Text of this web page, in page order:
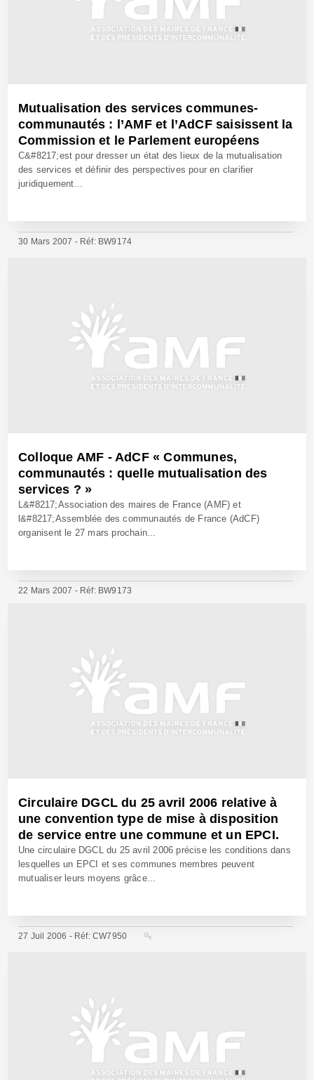
Mutualisation des services communes-
communautés : l’AMF et l’AdCF saisissent la
Commission et le Parlement européens
C&#8217;est pour dresser un état des lieux de la mutualisation
des services et définir des perspectives pour en clarifier
juridiquement...
30 Mars 2007 - Réf: BW9174
Colloque AMF - AdCF « Communes,
communautés : quelle mutualisation des
services ? »
L&#8217;Association des maires de France (AMF) et
l&#8217;Assemblée des communautés de France (AdCF)
organisent le 27 mars prochain...
22 Mars 2007 - Réf: BW9173
Circulaire DGCL du 25 avril 2006 relative à
une convention type de mise à disposition
de service entre une commune et un EPCI.
Une circulaire DGCL du 25 avril 2006 précise les conditions dans
lesquelles un EPCI et ses communes membres peuvent
mutualiser leurs moyens grâce...
27 Juil 2006 - Réf: CW7950